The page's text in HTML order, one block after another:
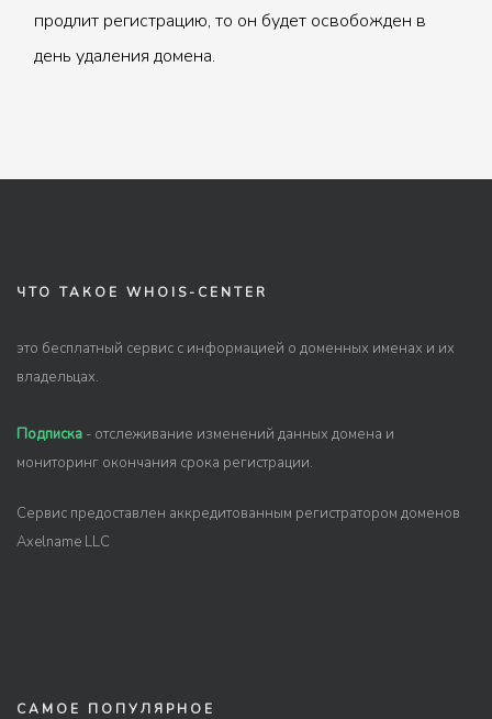
продлит регистрацию, то он будет освобожден в
день удаления домена.
ЧТО ТАКОЕ WHOIS-CENTER
это бесплатный сервис с информацией о доменных именах и их
владельцах.
Подписка - отслеживание изменений данных домена и
мониторинг окончания срока регистрации.
Сервис предоставлен аккредитованным регистратором доменов
Axelname LLC
САМОЕ ПОПУЛЯРНОЕ